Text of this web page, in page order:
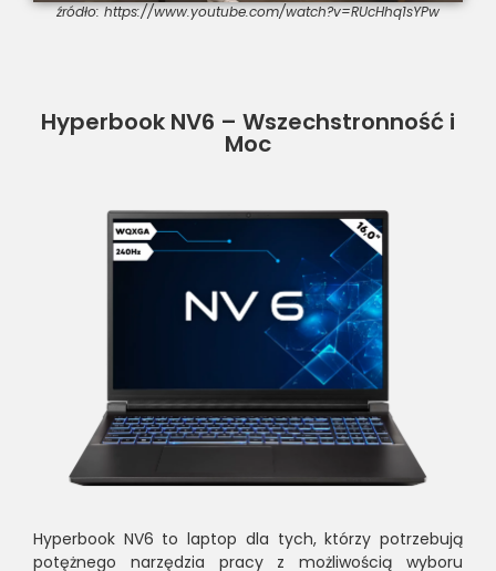
źródło: https://www.youtube.com/watch?v=RUcHhq1sYPw
Hyperbook NV6 – Wszechstronność i
Moc
Hyperbook NV6 to laptop dla tych, którzy potrzebują
potężnego narzędzia pracy z możliwością wyboru